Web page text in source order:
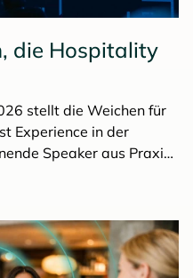
die Hospitality
stellt die Weichen für
Experience in der
Speaker aus Praxis
Programmpunkte in